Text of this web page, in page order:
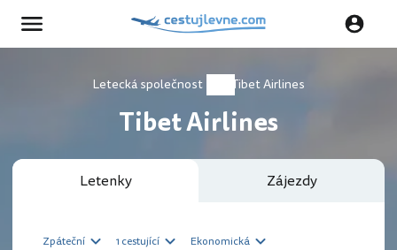
Letecká společnost Tibet Airlines
Tibet Airlines
Letenky Zájezdy
Zpáteční 1 cestující Ekonomická